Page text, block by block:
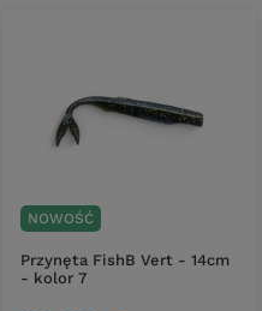
NOWOŚĆ
Przynęta FishB Vert - 14cm
- kolor 7